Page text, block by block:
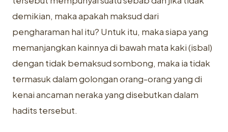
demikian, maka apakah maksud dari
pengharaman hal itu? Untuk itu, maka siapa yang
memanjangkan kainnya di bawah mata kaki (isbal)
dengan tidak bemaksud sombong, maka ia tidak
termasuk dalam golongan orang-orang yang di
kenai ancaman neraka yang disebutkan dalam
hadits tersebut.